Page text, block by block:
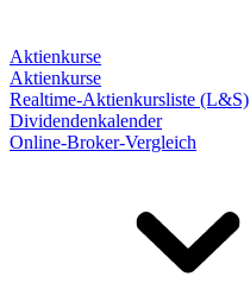
Aktienkurse
Aktienkurse
Realtime-Aktienkursliste (L&S)
Dividendenkalender
Online-Broker-Vergleich